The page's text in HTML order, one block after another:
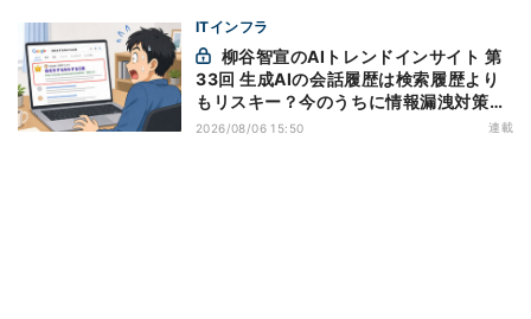
ITインフラ
33回 生成AIの会話履歴は検索履歴より
もリスキー？今のうちに情報漏洩対策を
万全にしておこう
2026/08/06 15:50 連載